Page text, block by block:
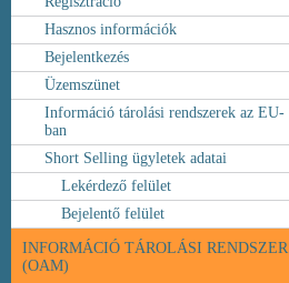
Hasznos információk
Bejelentkezés
Üzemszünet
Információ tárolási rendszerek az EU-
ban
Short Selling ügyletek adatai
Lekérdező felület
Bejelentő felület
INFORMÁCIÓ TÁROLÁSI RENDSZER
(OAM)